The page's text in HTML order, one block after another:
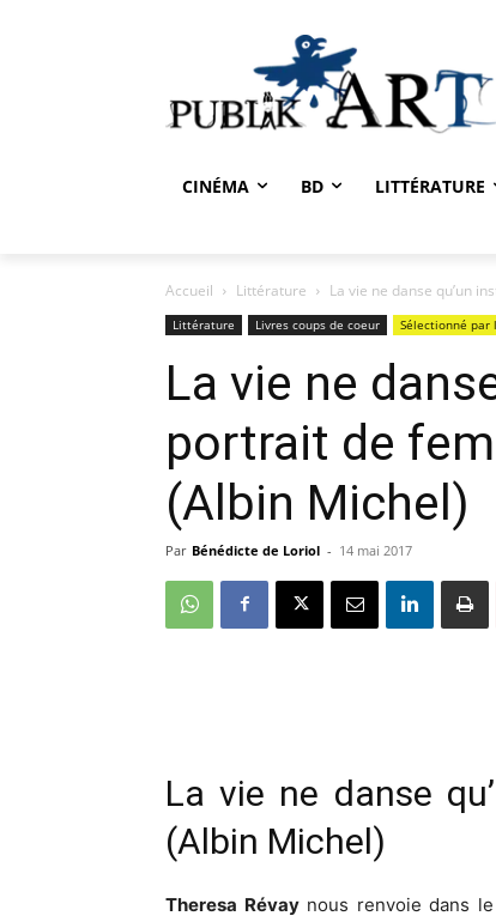
CINÉMA BD LITTÉRATURE
Accueil Littérature La vie ne danse qu’un
Littérature Livres coups de coeur Sélectionné par
La vie ne
portrait de
(Albin Michel)
Par Bénédicte de Loriol - 14 mai 2017
La vie ne danse
(Albin Michel)
Theresa Révaynous renvoie dans le